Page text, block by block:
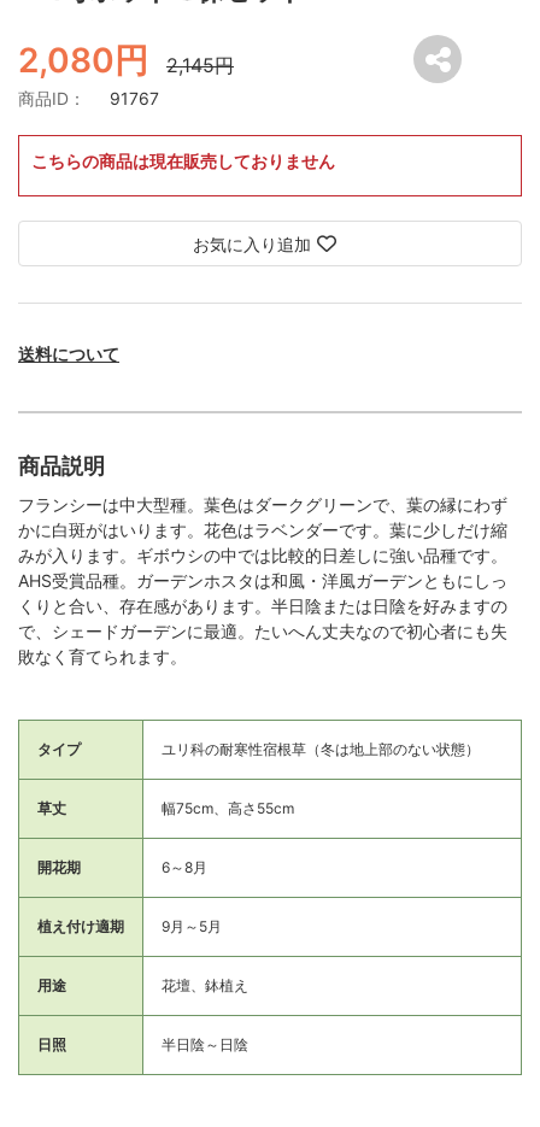
2,080円 2,145円
商品ID： 91767
こちらの商品は現在販売しておりません
お気に入り追加
送料について
商品説明
フランシーは中大型種。葉色はダークグリーンで、葉の縁にわず
かに白斑がはいります。花色はラベンダーです。葉に少しだけ縮
みが入ります。ギボウシの中では比較的日差しに強い品種です。
AHS受賞品種。ガーデンホスタは和風・洋風ガーデンともにしっ
くりと合い、存在感があります。半日陰または日陰を好みますの
で、シェードガーデンに最適。たいへん丈夫なので初心者にも失
敗なく育てられます。
タイプ ユリ科の耐寒性宿根草（冬は地上部のない状態）
草丈 幅75cm、高さ55cm
開花期 6～8月
植え付け適期 9月～5月
用途 花壇、鉢植え
日照 半日陰～日陰